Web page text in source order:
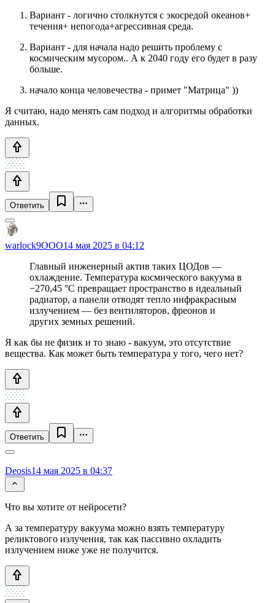
Вариант - логично столкнутся с экосредой океанов+
течения+ непогода+агрессивная среда.
Вариант - для начала надо решить проблему с
космическим мусором.. А к 2040 году его будет в разу
больше.
начало конца человечества - примет "Матрица" ))
Я считаю, надо менять сам подход и алгоритмы обработки
данных.
Ответить
warlock9OOO14 мая 2025 в 04:12
Главный инженерный актив таких ЦОДов —
охлаждение. Температура космического вакуума в
−270,45 °C превращает пространство в идеальный
радиатор, а панели отводят тепло инфракрасным
излучением — без вентиляторов, фреонов и
других земных решений.
Я как бы не физик и то знаю - вакуум, это отсутствие
вещества. Как может быть температура у того, чего нет?
Ответить
Deosis14 мая 2025 в 04:37
Что вы хотите от нейросети?
А за температуру вакуума можно взять температуру
реликтового излучения, так как пассивно охладить
излучением ниже уже не получится.